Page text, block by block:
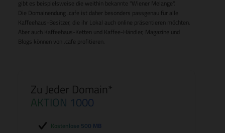
gibt es beispielsweise die weithin bekannte "Wiener Melange".
Die Domainendung .cafe ist daher besonders passgenau für alle
Kaffeehaus-Besitzer, die ihr Lokal auch online präsentieren möchten.
Aber auch Kaffeehaus-Ketten und Kaffee-Händler, Magazine und
Blogs können von .cafe profitieren.
Zu Jeder Domain*
AKTION 1000
Kostenlose 500 MB